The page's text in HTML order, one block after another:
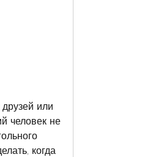
или
человек не
когда